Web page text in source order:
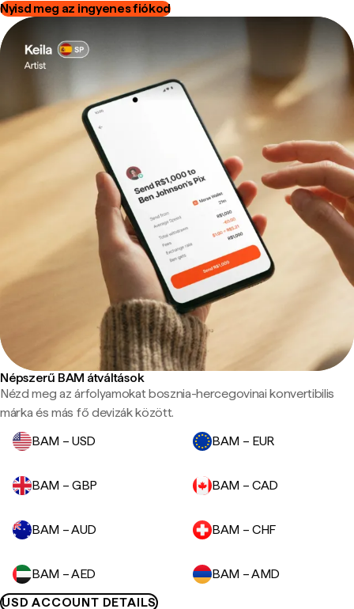
Nyisd meg az ingyenes fiókod
Népszerű BAM átváltások
Nézd meg az árfolyamokat bosznia-hercegovinai konvertibilis
márka és más fő devizák között.
BAM – USD
BAM – EUR
BAM – GBP BAM – CAD
BAM – AUD BAM – CHF
BAM – AED
BAM – AMD
USD ACCOUNT DETAILS